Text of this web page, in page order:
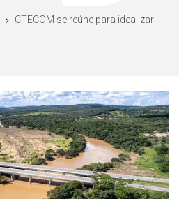
CTECOM se reúne para idealizar